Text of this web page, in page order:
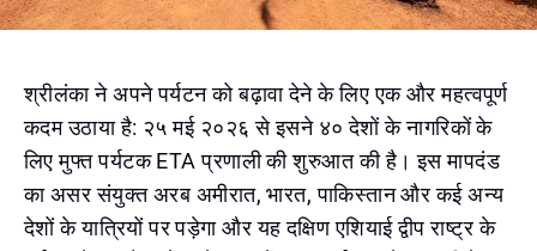
श्रीलंका ने अपने पर्यटन को बढ़ावा देने के लिए एक और महत्वपूर्ण
कदम उठाया है: २५ मई २०२६ से इसने ४० देशों के नागरिकों के
लिए मुफ्त पर्यटक ETA प्रणाली की शुरुआत की है। इस मापदंड
का असर संयुक्त अरब अमीरात, भारत, पाकिस्तान और कई अन्य
देशों के यात्रियों पर पड़ेगा और यह दक्षिण एशियाई द्वीप राष्ट्र के